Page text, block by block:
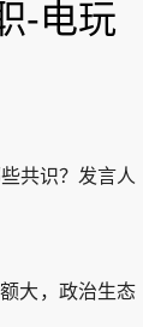
-电玩
共识？发言人
大，政治生态